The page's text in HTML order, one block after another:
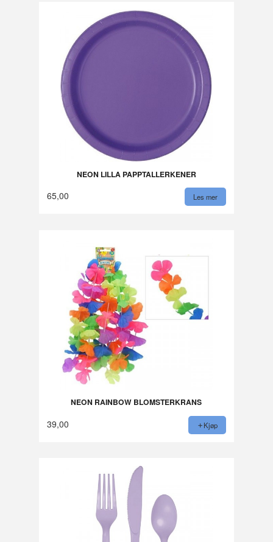
NEON LILLA PAPPTALLERKENER
65,00 Les mer
NEON RAINBOW BLOMSTERKRANS
39,00 Kjøp